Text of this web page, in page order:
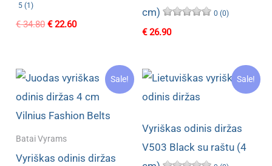
5 (1)
€34.80 Original
€22.60Current
cm)
0 (0)
€26.90
Sale!
Batai Vyrams
Vyriškas odinis diržas
Sale!
Vyriškas odinis diržas
V503 Black su raštu (4